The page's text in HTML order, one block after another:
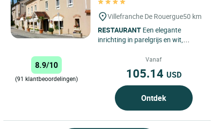
Villefranche De Rouergue50 km
RESTAURANT Een elegante
inrichting in parelgrijs en wit,
verlichting en mooi, modern tafels...
8.9/10
(91 klantbeoordelingen)
Vanaf
105.14 USD
Ontdek